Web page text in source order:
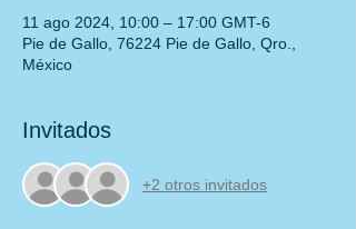
11 ago 2024, 10:00 – 17:00 GMT-6
Pie de Gallo, 76224 Pie de Gallo, Qro.,
México
Invitados
+2 otros invitados